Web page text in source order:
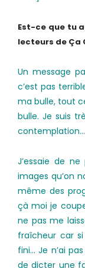
Est-ce que tu
lecteurs de Ça
Un message
c’est pas
ma bulle, tout
bulle. Je suis
J’essaie de
images qu’on
même des
çà moi je
ne pas me
fraîcheur car
fini… Je n’ai
de dicter une